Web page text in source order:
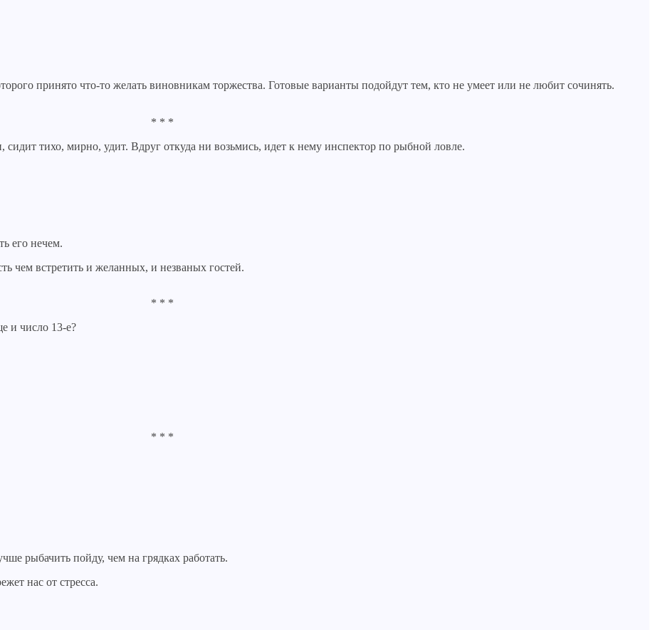
принято что-то желать виновникам торжества. Готовые варианты подойдут тем, кто не умеет или не любит сочинять.
* * *
тихо, мирно, удит. Вдруг откуда ни возьмись, идет к нему инспектор по рыбной ловле.
его нечем.
чем встретить и желанных, и незваных гостей.
* * *
и число 13-е?
* * *
рыбачить пойду, чем на грядках работать.
нас от стресса.